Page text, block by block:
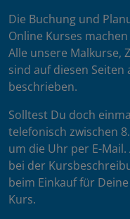
Die Buchung und
Online Kurses
Alle unsere Malkurse,
sind auf diesen
beschrieben.
Solltest Du doch
telefonisch zwischen
um die Uhr per E-
bei der
beim Einkauf für
Kurs.